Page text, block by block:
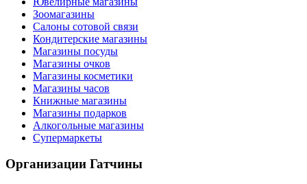
Зоомагазины
Салоны сотовой связи
Кондитерские магазины
Магазины посуды
Магазины очков
Магазины косметики
Магазины часов
Книжные магазины
Магазины подарков
Алкогольные магазины
Супермаркеты
Организации Гатчины